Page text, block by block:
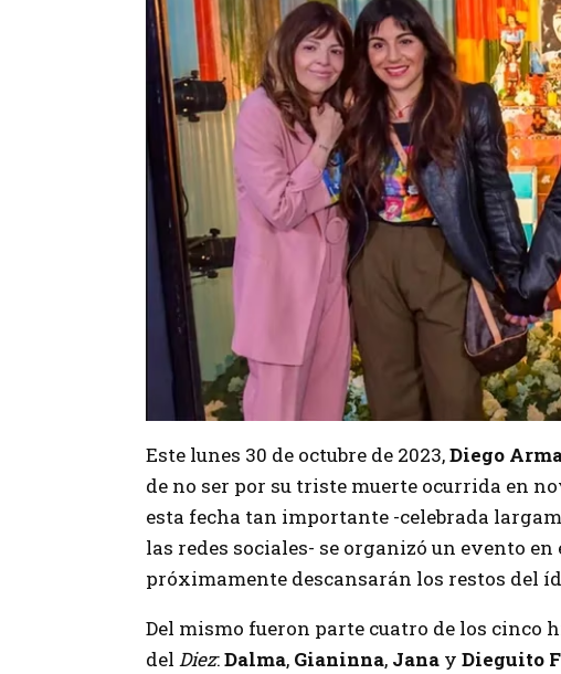
Este lunes 30 de octubre de 2023,Diego
de no ser por su triste muerte ocurrida en
esta fecha tan importante -celebrada
las redes sociales- se organizó un evento
próximamente descansarán los restos del
Del mismo fueron parte cuatro de los cinco
del Diez:Dalma, Gianinna, Jana y Dieguito